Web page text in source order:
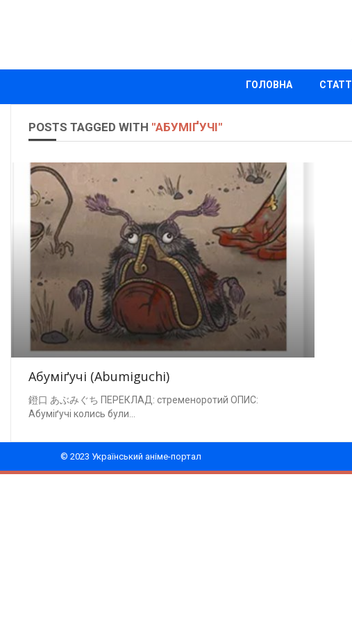
ГОЛОВНА СТАТТІ
POSTS TAGGED WITH "АБУМІҐУЧІ"
Абуміґучі (Abumiguchi)
鐙口 あぶみぐち ПЕРЕКЛАД: стременоротий ОПИС:
Абуміґучі колись були...
© 2023 Український аніме-портал